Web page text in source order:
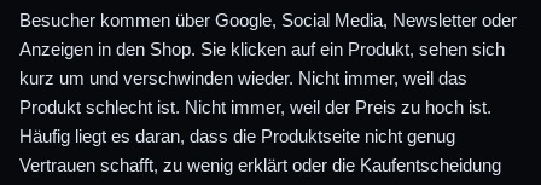
Besucher kommen über Google, Social Media, Newsletter oder
Anzeigen in den Shop. Sie klicken auf ein Produkt, sehen sich
kurz um und verschwinden wieder. Nicht immer, weil das
Produkt schlecht ist. Nicht immer, weil der Preis zu hoch ist.
Häufig liegt es daran, dass die Produktseite nicht genug
Vertrauen schafft, zu wenig erklärt oder die Kaufentscheidung